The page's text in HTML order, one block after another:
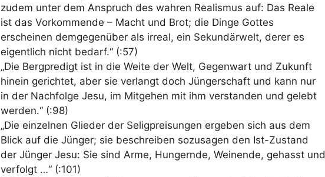
zudem unter dem Anspruch des wahren Realismus auf: Das Reale
ist das Vorkommende – Macht und Brot; die Dinge Gottes
erscheinen demgegenüber als irreal, ein Sekundärwelt, derer es
eigentlich nicht bedarf.“ (:57)
„Die Bergpredigt ist in die Weite der Welt, Gegenwart und Zukunft
hinein gerichtet, aber sie verlangt doch Jüngerschaft und kann nur
in der Nachfolge Jesu, im Mitgehen mit ihm verstanden und gelebt
werden.“ (:98)
„Die einzelnen Glieder der Seligpreisungen ergeben sich aus dem
Blick auf die Jünger; sie beschreiben sozusagen den Ist-Zustand
der Jünger Jesu: Sie sind Arme, Hungernde, Weinende, gehasst und
verfolgt …“ (:101)